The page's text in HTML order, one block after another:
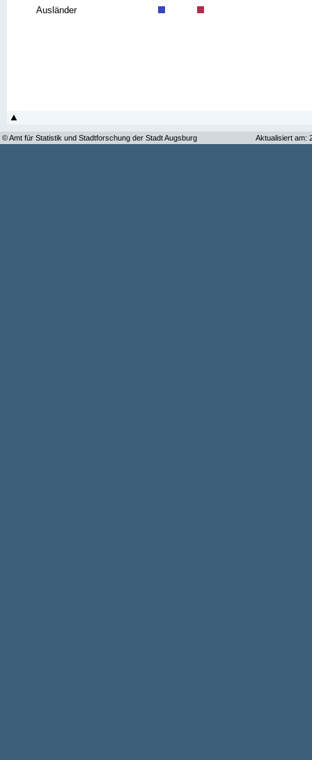
Ausländer
© Amt für Statistik und Stadtforschung der Stadt Augsburg Aktualisiert am: